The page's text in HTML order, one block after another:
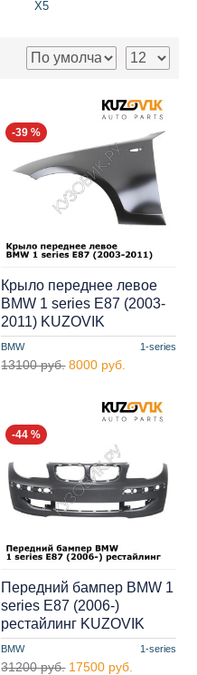
X5
-39 %
BMW 1-series
Крыло переднее левое
BMW 1 series E87 (2003-
2011) KUZOVIK
13100 руб. 8000 руб.
-44 %
BMW 1-series
Передний бампер BMW 1
series E87 (2006-)
рестайлинг KUZOVIK
31200 руб. 17500 руб.